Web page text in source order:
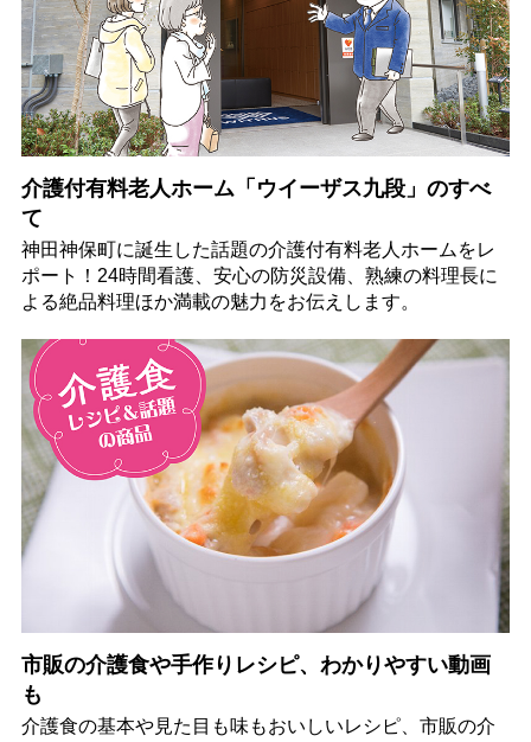
介護付有料老人ホーム「ウイーザス九段」のすべ
て
神田神保町に誕生した話題の介護付有料老人ホームをレ
ポート！24時間看護、安心の防災設備、熟練の料理長に
よる絶品料理ほか満載の魅力をお伝えします。
市販の介護食や手作りレシピ、わかりやすい動画
も
介護食の基本や見た目も味もおいしいレシピ、市販の介